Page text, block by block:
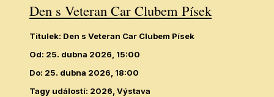
Den s Veteran Car Clubem Písek
Titulek: Den s Veteran Car Clubem Písek
Od: 25. dubna 2026, 15:00
Do: 25. dubna 2026, 18:00
Tagy událostí: 2026, Výstava